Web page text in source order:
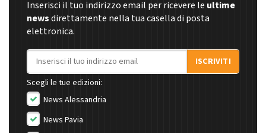
Inserisci il tuo indirizzo email per ricevere le ultime
newsdirettamente nella tua casella di posta
elettronica.
Indirizzo email
ISCRIVITI
Scegli le tue edizioni:
News Alessandria
News Pavia